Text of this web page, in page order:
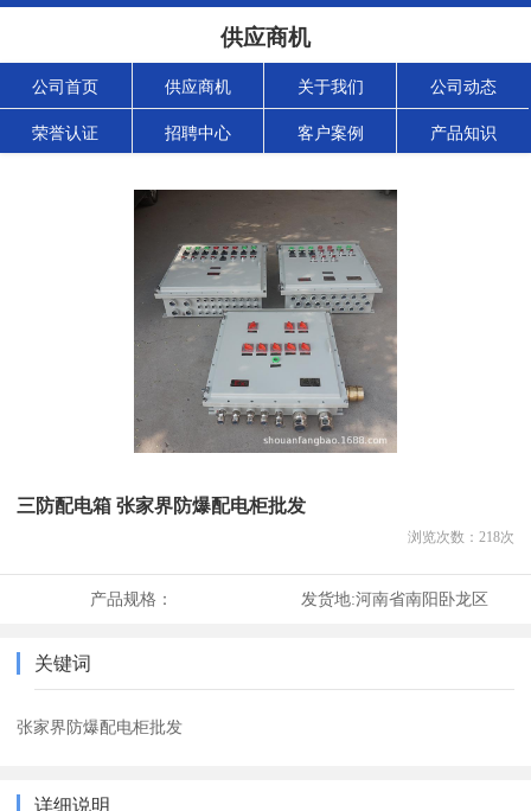
供应商机
公司首页 供应商机 关于我们 公司动态
荣誉认证 招聘中心 客户案例 产品知识
三防配电箱 张家界防爆配电柜批发
浏览次数： 218次
产品规格： 发货地:河南省南阳卧龙区
关键词
张家界防爆配电柜批发
详细说明